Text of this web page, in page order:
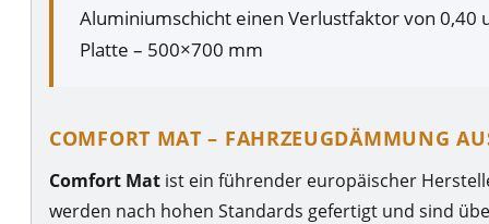
Aluminiumschicht einen Verlustfaktor von 0,40
Platte – 500×700 mm
COMFORT MAT – FAHRZEUGDÄMMUNG
Comfort Mat ist ein führender europäischer
werden nach hohen Standards gefertigt und sind